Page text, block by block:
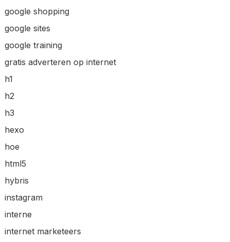
google shopping
google sites
google training
gratis adverteren op internet
h1
h2
h3
hexo
hoe
html5
hybris
instagram
interne
internet marketeers